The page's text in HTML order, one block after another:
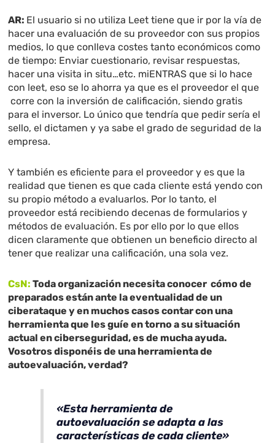
AR: El usuario si no utiliza Leet tiene que ir por la vía de
hacer una evaluación de su proveedor con sus propios
medios, lo que conlleva costes tanto económicos como
de tiempo: Enviar cuestionario, revisar respuestas,
hacer una visita in situ…etc. miENTRAS que si lo hace
con leet, eso se lo ahorra ya que es el proveedor el que
corre con la inversión de calificación, siendo gratis
para el inversor. Lo único que tendría que pedir sería el
sello, el dictamen y ya sabe el grado de seguridad de la
empresa.
Y también es eficiente para el proveedor y es que la
realidad que tienen es que cada cliente está yendo con
su propio método a evaluarlos. Por lo tanto, el
proveedor está recibiendo decenas de formularios y
métodos de evaluación. Es por ello por lo que ellos
dicen claramente que obtienen un beneficio directo al
tener que realizar una calificación, una sola vez.
CsN:Toda organización necesita conocer cómo de
preparados están ante la eventualidad de un
ciberataque y en muchos casos contar con una
herramienta que les guíe en torno a su situación
actual en ciberseguridad, es de mucha ayuda.
Vosotros disponéis de una herramienta de
autoevaluación, verdad?
«Esta herramienta de
autoevaluación se adapta a las
características de cada cliente»